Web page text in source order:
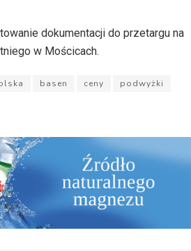
dokumentacji do przetargu na
w Mościcach.
basen ceny
podwyżki